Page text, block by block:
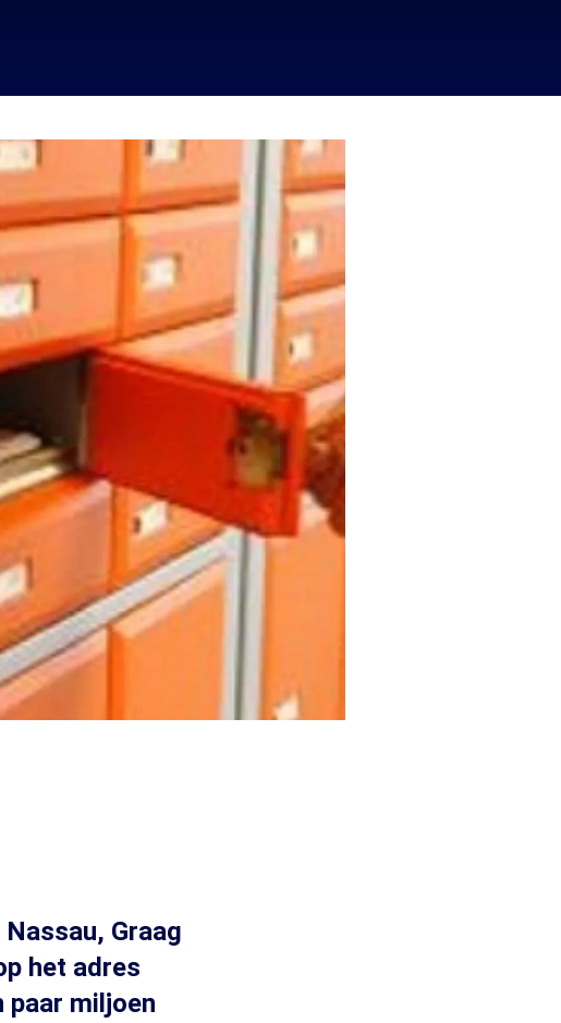
Graag
het adres
paar miljoen